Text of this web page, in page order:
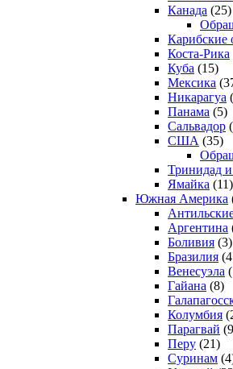
Канада (25)
Карибские
Коста-Рика
Куба (15)
Мексика
Никарагуа
Панама (5)
Сальвадор
США (35)
Тринидад и
Ямайка (11)
Южная Америка
Аргентина
Боливия (3)
Бразилия
Венесуэла
Гайана (8)
Колумбия
Парагвай
Перу (21)
Суринам